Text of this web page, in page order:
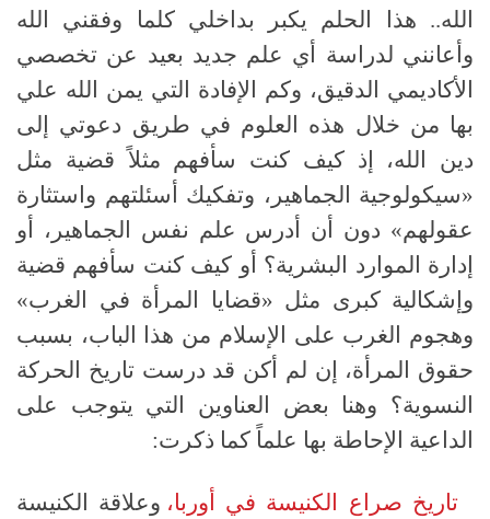
الله.. هذا الحلم يكبر بداخلي كلما وفقني الله
وأعانني لدراسة أي علم جديد بعيد عن تخصصي
الأكاديمي الدقيق، وكم الإفادة التي يمن الله علي
بها من خلال هذه العلوم في طريق دعوتي إلى
دين الله، إذ كيف كنت سأفهم مثلاً قضية مثل
«سيكولوجية الجماهير، وتفكيك أسئلتهم واستثارة
عقولهم» دون أن أدرس علم نفس الجماهير، أو
إدارة الموارد البشرية؟ أو كيف كنت سأفهم قضية
وإشكالية كبرى مثل «قضايا المرأة في الغرب»
وهجوم الغرب على الإسلام من هذا الباب، بسبب
حقوق المرأة، إن لم أكن قد درست تاريخ الحركة
النسوية؟ وهنا بعض العناوين التي يتوجب على
الداعية الإحاطة بها علماً كما ذكرت:
تاريخ صراع الكنيسة في أوربا، وعلاقة الكنيسة